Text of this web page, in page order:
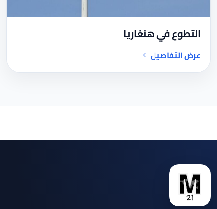
التطوع في هنغاريا
عرض التفاصيل